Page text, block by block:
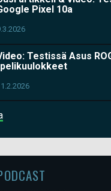
Pixel 10a
Testissä Asus